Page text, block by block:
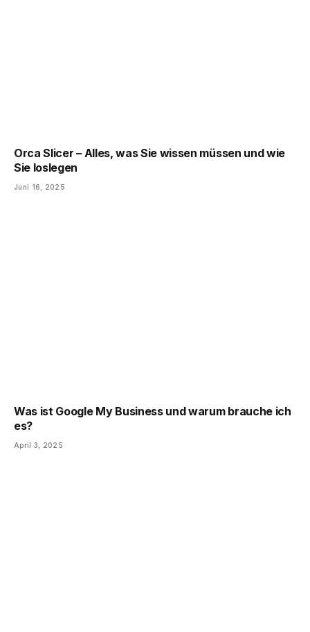
Orca Slicer – Alles, was Sie wissen müssen und wie
Sie loslegen
Juni 16, 2025
Was ist Google My Business und warum brauche ich
es?
April 3, 2025